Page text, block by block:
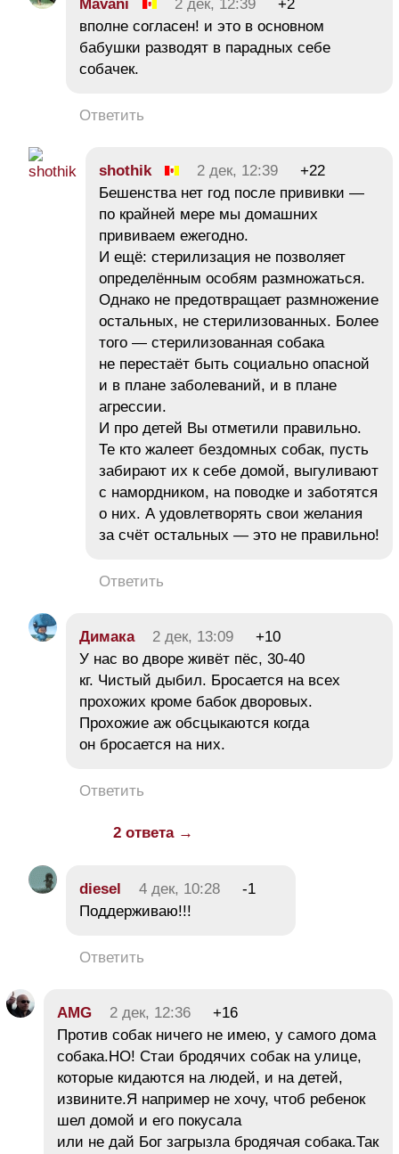
Mavani 2 дек, 12:39
+2
вполне согласен! и это в основном
бабушки разводят в парадных себе
собачек.
Ответить
shothik 2 дек, 12:39
+22
Бешенства нет год после прививки —
по крайней мере мы домашних
прививаем ежегодно.
И ещё: стерилизация не позволяет
определённым особям размножаться.
Однако не предотвращает размножение
остальных, не стерилизованных. Более
того — стерилизованная собака
не перестаёт быть социально опасной
и в плане заболеваний, и в плане
агрессии.
И про детей Вы отметили правильно.
Те кто жалеет бездомных собак, пусть
забирают их к себе домой, выгуливают
с намордником, на поводке и заботятся
о них. А удовлетворять свои желания
за счёт остальных — это не правильно!
Ответить
Димака 2 дек, 13:09
+10
У нас во дворе живёт пёс, 30-40
кг. Чистый дыбил. Бросается на всех
прохожих кроме бабок дворовых.
Прохожие аж обсцыкаются когда
он бросается на них.
Ответить
2 ответа →
diesel 4 дек, 10:28
-1
Поддерживаю!!!
Ответить
AMG 2 дек, 12:36
+16
Против собак ничего не имею, у самого дома
собака.НО! Стаи бродячих собак на улице,
которые кидаются на людей, и на детей,
извините.Я например не хочу, чтоб ребенок
шел домой и его покусала
или не дай Бог загрызла бродячая собака.Так